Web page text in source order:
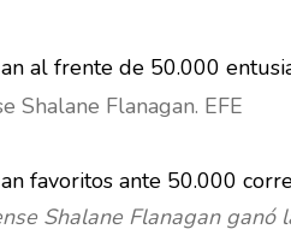
Shalane Flanagan. EFE
Shalane Flanagan ganó